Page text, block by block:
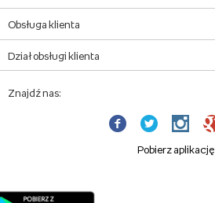
Obsługa klienta
Dział obsługi klienta
Znajdź nas:
Pobierz aplikację